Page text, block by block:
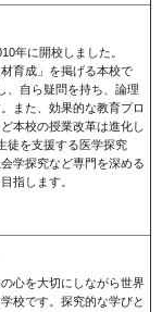
年に開校しました。
育成」を掲げる本校で
、自ら疑問を持ち、論理
また、効果的な教育プロ
本校の授業改革は進化し
徒を支援する医学探究
学探究など専門を深める
指します。
心を大切にしながら世界
校です。探究的な学びと